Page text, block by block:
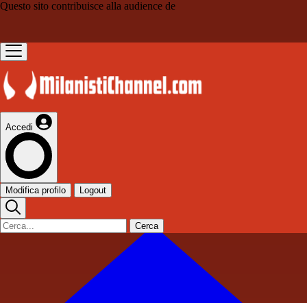
Questo sito contribuisce alla audience de
Accedi
Modifica profilo Logout
Cerca